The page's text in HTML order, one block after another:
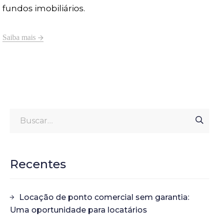
fundos imobiliários.
Saiba mais
Recentes
Locação de ponto comercial sem garantia:
Uma oportunidade para locatários